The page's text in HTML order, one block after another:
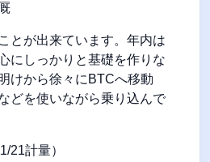
とが出来ています。年内は
にしっかりと基礎を作りな
けから徐々に BTCへ移動
どを使いながら乗り込んで
21計量）